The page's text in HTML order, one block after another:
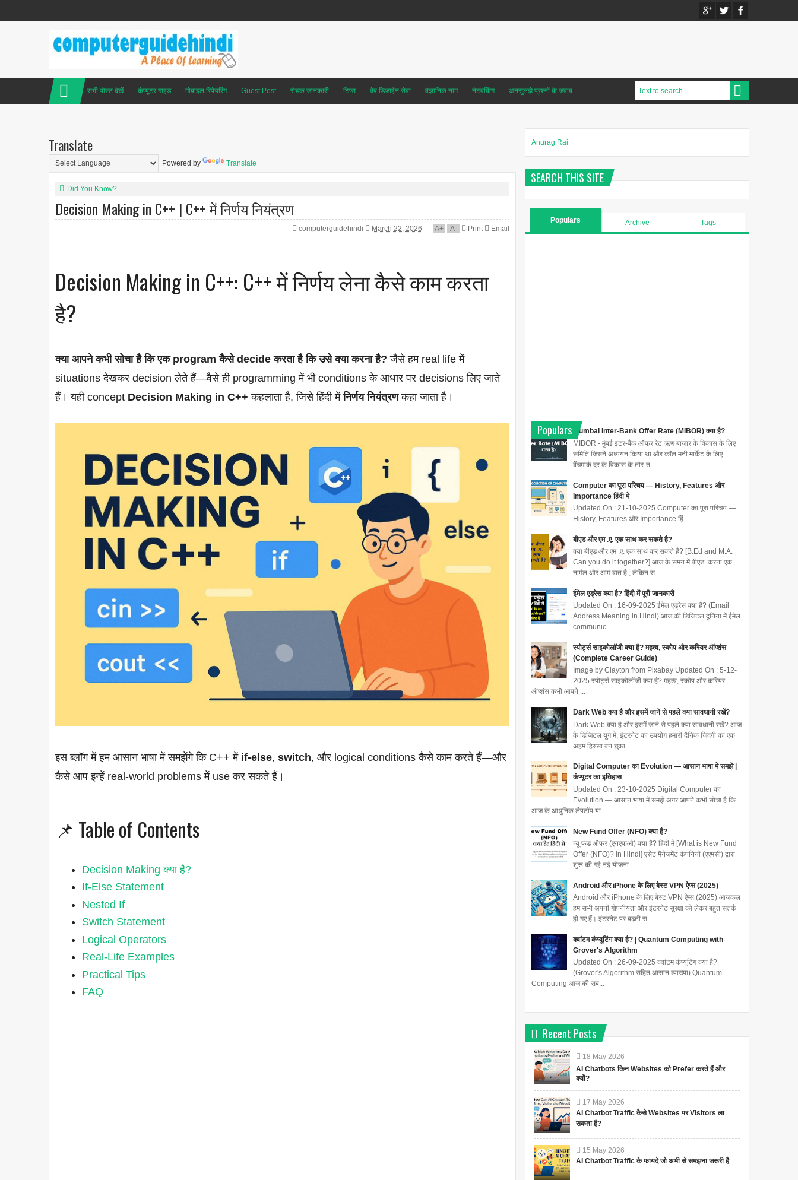
सभी पोस्ट देखें कंप्यूटर गाइड मोबाइल रिपेयरिंग Guest Post रोचक जानकारी टिप्स वेब डिजाईन सेवा वैज्ञानिक नाम नेटवर्किंग अनसुलझे प्रश्नों के जवाब
Translate
Powered by Translate
Did You Know?
Decision Making in C++ | C++ में निर्णय नियंत्रण
computerguidehindi March 22, 2026 A+ A- Print Email
Decision Making in C++: C++ में निर्णय लेना कैसे काम करता
है?
क्या आपने कभी सोचा है कि एक program कैसे decide करता है कि उसे क्या करना है? जैसे हम real life में
situations देखकर decision लेते हैं—वैसे ही programming में भी conditions के आधार पर decisions लिए जाते
हैं। यही concept Decision Making in C++ कहलाता है, जिसे हिंदी मेंनिर्णय नियंत्रणकहा जाता है।
इस ब्लॉग में हम आसान भाषा में समझेंगे कि C++ में if-else, switch, और logical conditions कैसे काम करते हैं—और
कैसे आप इन्हें real-world problems में use कर सकते हैं।
📌 Table of Contents
Decision Making क्या है?
If-Else Statement
Nested If
Switch Statement
Logical Operators
Real-Life Examples
Practical Tips
FAQ
Anurag Rai
SEARCH THIS SITE
Populars Archive Tags
Populars
Mumbai Inter-Bank Offer Rate (MIBOR) क्या है?
MIBOR - मुंबई इंटर-बैंक ऑफर रेट ऋण बाजार के विकास के लिए
समिति जिसने अध्ययन किया था और कॉल मनी मार्केट के लिए
बेंचमार्क दर के विकास के तौर-त...
Computer का पूरा परिचय — History, Features और
Importance हिंदी में
Updated On : 21-10-2025 Computer का पूरा परिचय —
History, Features और Importance हिं...
बीएड और एम .ए. एक साथ कर सकते है?
क्या बीएड और एम .ए. एक साथ कर सकते है? [B.Ed and M.A.
Can you do it together?] आज के समय में बीएड करना एक
नार्मल और आम बात है , लेकिन स...
ईमेल एड्रेस क्या है? हिंदी में पूरी जानकारी
Updated On : 16-09-2025 ईमेल एड्रेस क्या है? (Email
Address Meaning in Hindi) आज की डिजिटल दुनिया में ईमेल
communic...
स्पोर्ट्स साइकोलॉजी क्या है? महत्व, स्कोप और करियर ऑप्शंस
(Complete Career Guide)
Image by Clayton from Pixabay Updated On : 5-12-
2025 स्पोर्ट्स साइकोलॉजी क्या है? महत्व, स्कोप और करियर
ऑप्शंस कभी आपने ...
Dark Web क्या है और इसमें जाने से पहले क्या सावधानी रखें?
Dark Web क्या है और इसमें जाने से पहले क्या सावधानी रखें? आज
के डिजिटल युग में, इंटरनेट का उपयोग हमारी दैनिक जिंदगी का एक
अहम हिस्सा बन चुका...
Digital Computer का Evolution — आसान भाषा में समझें |
कंप्यूटर का इतिहास
Updated On : 23-10-2025 Digital Computer का
Evolution — आसान भाषा में समझें अगर आपने कभी सोचा है कि
आज के आधुनिक लैपटॉप या...
New Fund Offer (NFO) क्या है?
न्यू फंड ऑफर (एनएफओ) क्या है? हिंदी में [What is New Fund
Offer (NFO)? in Hindi] एसेट मैनेजमेंट कंपनियों (एएमसी) द्वारा
शुरू की गई नई योजना ...
Android और iPhone के लिए बेस्ट VPN ऐप्स (2025)
Android और iPhone के लिए बेस्ट VPN ऐप्स (2025) आजकल
हम सभी अपनी गोपनीयता और इंटरनेट सुरक्षा को लेकर बहुत सतर्क
हो गए हैं। इंटरनेट पर बढ़ती स...
क्वांटम कंप्यूटिंग क्या है? | Quantum Computing with
Grover's Algorithm
Updated On : 26-09-2025 क्वांटम कंप्यूटिंग क्या है?
(Grover's Algorithm सहित आसान व्याख्या) Quantum
Computing आज की सब...
Recent Posts
18 May 2026
AI Chatbots किन Websites को Prefer करते हैं और
क्यों?
17 May 2026
AI Chatbot Traffic कैसे Websites पर Visitors ला
सकता है?
15 May 2026
AI Chatbot Traffic के फायदे जो अभी से समझना जरूरी है